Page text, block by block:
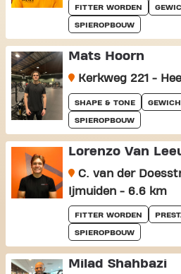
FITTER WORDEN
SPIEROPBOUW
Mats Hoorn
Kerkweg 221 -
SHAPE & TONE
SPIEROPBOUW
Lorenzo Van
C. van der
Ijmuiden - 6.6 km
FITTER WORDEN
SPIEROPBOUW
Milad Shahbazi